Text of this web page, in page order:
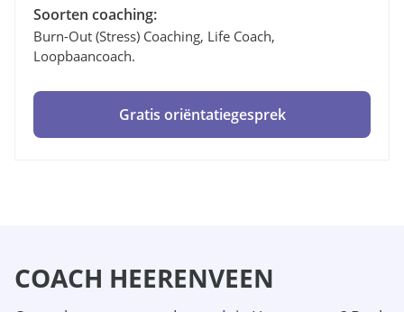
Soorten coaching:
Burn-Out (stress) Coaching, Life Coach,
Loopbaancoach.
Gratis oriëntatiegesprek
COACH HEERENVEEN